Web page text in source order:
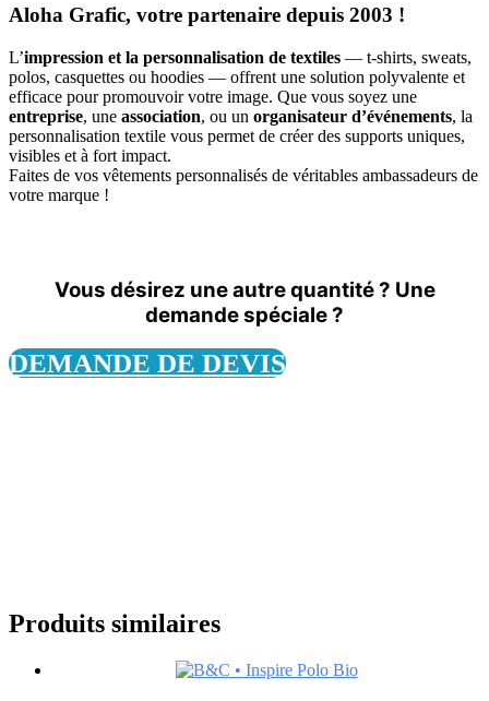
Aloha Grafic, votre partenaire depuis 2003 !
L’impression et la personnalisation de textiles — t-shirts, sweats,
polos, casquettes ou hoodies — offrent une solution polyvalente et
efficace pour promouvoir votre image. Que vous soyez une
entreprise, une association, ou un organisateur d’événements, la
personnalisation textile vous permet de créer des supports uniques,
visibles et à fort impact.
Faites de vos vêtements personnalisés de véritables ambassadeurs de
votre marque !
Vous désirez une autre quantité ? Une
demande spéciale ?
DEMANDE DE DEVIS
Produits similaires